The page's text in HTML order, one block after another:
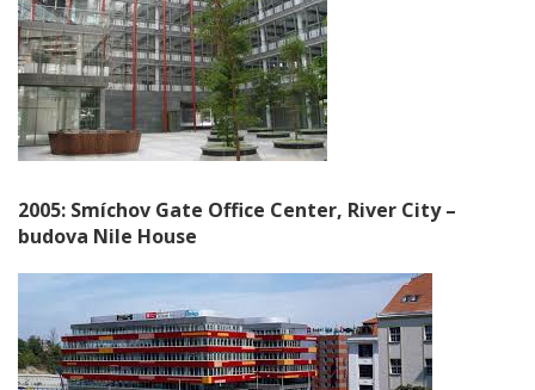
2005: Smíchov Gate Office Center, River City –
budova Nile House